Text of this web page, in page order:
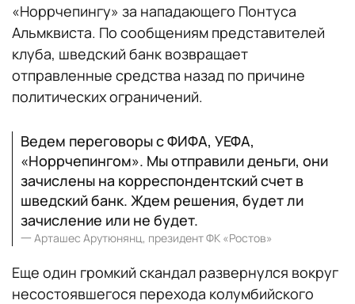
«Норрчепингу» за нападающего Понтуса
Альмквиста. По сообщениям представителей
клуба, шведский банк возвращает
отправленные средства назад по причине
политических ограничений.
Ведем переговоры с ФИФА, УЕФА,
«Норрчепингом». Мы отправили деньги, они
зачислены на корреспондентский счет в
шведский банк. Ждем решения, будет ли
зачисление или не будет.
一 Арташес Арутюнянц, президент ФК «Ростов»
Еще один громкий скандал развернулся вокруг
несостоявшегося перехода колумбийского